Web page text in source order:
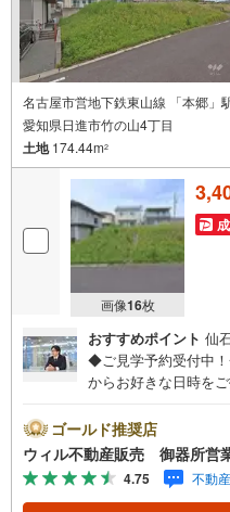
名古屋市営地下鉄東山線 「本郷」
愛知県日進市竹の山4丁目
土地174.44m2
画像16枚
おすすめポイント 仙
◆ご見学予約受付中
からお好きな日時を
名古屋市昭和区、天
だいている不動産仲
境はもちろん、過去
の声をもとに住戸環
ゴールド推奨店
ウィル不動産販売 御器所営
4.75 不動